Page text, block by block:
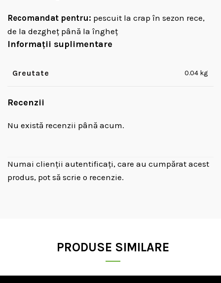
Recomandat pentru: pescuit la crap în sezon rece,
de la dezgheț până la îngheț
Informații suplimentare
Greutate 0.04 kg
Recenzii
Nu există recenzii până acum.
Numai clienții autentificați, care au cumpărat acest
produs, pot să scrie o recenzie.
PRODUSE SIMILARE